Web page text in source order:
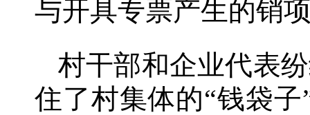
与开具专票产生的销
村干部和企业代表
住了村集体的“钱袋